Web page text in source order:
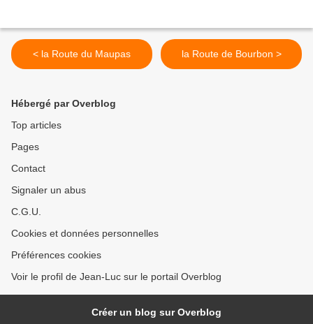
< la Route du Maupas la Route de Bourbon >
Hébergé par Overblog
Top articles
Pages
Contact
Signaler un abus
C.G.U.
Cookies et données personnelles
Préférences cookies
Voir le profil de Jean-Luc sur le portail Overblog
Créer un blog sur Overblog